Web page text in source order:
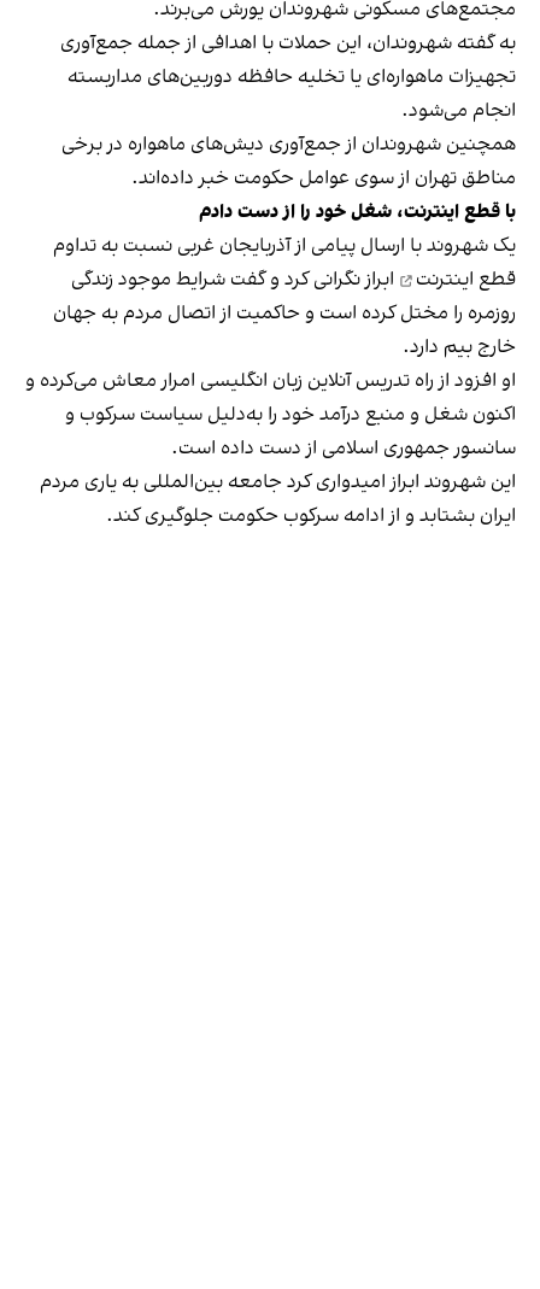
مجتمع‌های مسکونی شهروندان یورش می‌برند.
به گفته شهروندان، این حملات با اهدافی از جمله جمع‌آوری
تجهیزات ماهواره‌ای یا تخلیه حافظه دوربین‌های مداربسته
انجام می‌شود.
همچنین شهروندان از جمع‌آوری دیش‌های ماهواره در برخی
مناطق تهران از سوی عوامل حکومت خبر داده‌اند.
با قطع اینترنت، شغل خود را از دست دادم
یک شهروند با ارسال پیامی از آذربایجان غربی نسبت به تداوم
قطع اینترنت
ابراز نگرانی کرد و گفت شرایط موجود زندگی
روزمره را مختل کرده است و حاکمیت از اتصال مردم به جهان
خارج بیم دارد.
او افزود از راه تدریس آنلاین زبان انگلیسی امرار معاش می‌کرده و
اکنون شغل و منبع درآمد خود را به‌دلیل سیاست سرکوب و
سانسور جمهوری اسلامی از دست داده است.
این شهروند ابراز امیدواری کرد جامعه بین‌المللی به یاری مردم
ایران بشتابد و از ادامه سرکوب حکومت جلوگیری کند.